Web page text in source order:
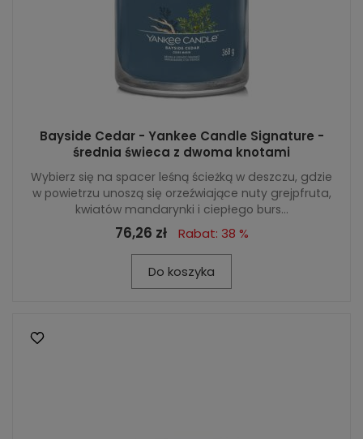
Bayside Cedar - Yankee Candle Signature -
średnia świeca z dwoma knotami
Wybierz się na spacer leśną ścieżką w deszczu, gdzie
w powietrzu unoszą się orzeźwiające nuty grejpfruta,
kwiatów mandarynki i ciepłego burs...
76,26 zł Rabat: 38 %
Do koszyka